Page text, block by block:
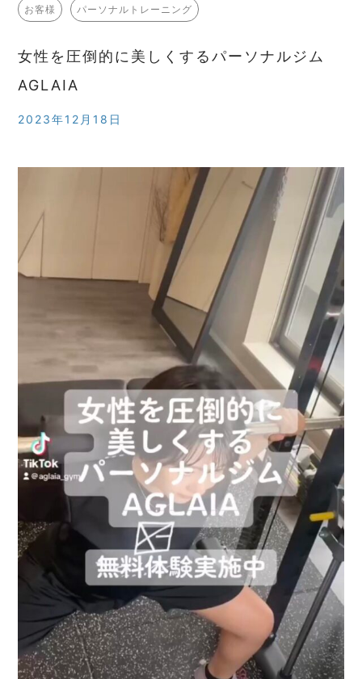
お客様 パーソナルトレーニング
女性を圧倒的に美しくするパーソナルジム
AGLAIA
2023年12月18日